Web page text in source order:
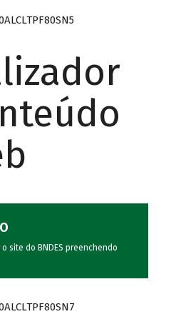
site do BNDES preenchendo